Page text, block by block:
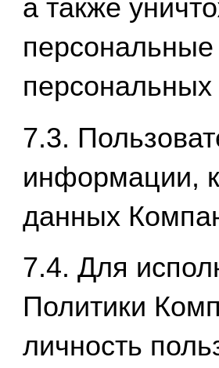
а также
7.3.
информации,
данных
7.4. Для
Политики
личность